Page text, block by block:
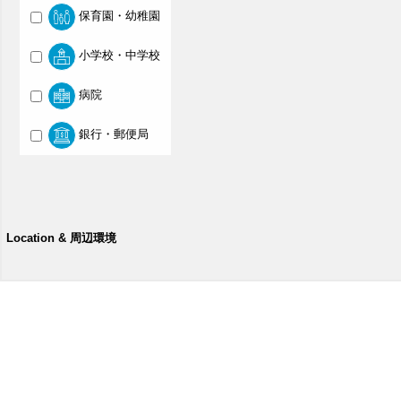
Location & 周辺環境
保育園・幼稚園
小学校・中学校
病院
銀行・郵便局